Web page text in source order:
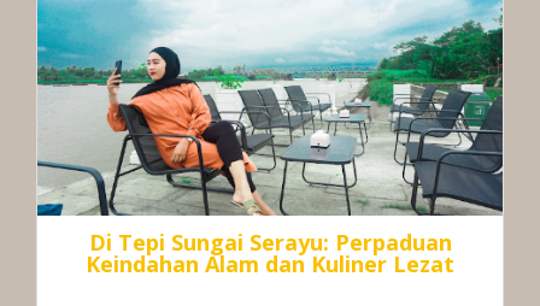
Di Tepi Sungai Serayu: Perpaduan
Keindahan Alam dan Kuliner Lezat